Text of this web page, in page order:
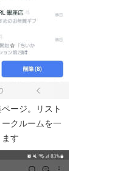
ージ。リスト
クルームを一
す